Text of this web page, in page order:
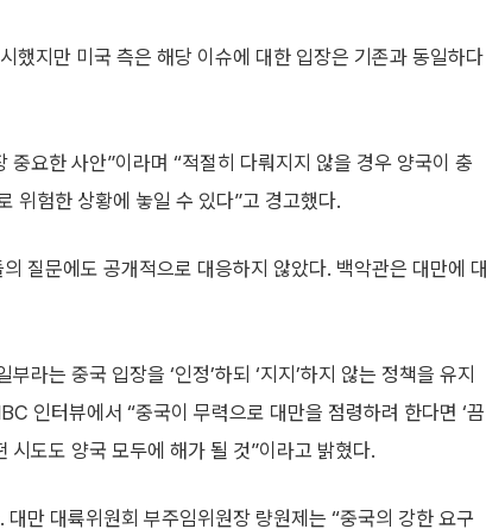
했지만 미국 측은 해당 이슈에 대한 입장은 기존과 동일하다
요한 사안”이라며 “적절히 다뤄지지 않을 경우 양국이 충
위험한 상황에 놓일 수 있다”고 경고했다.
질문에도 공개적으로 대응하지 않았다. 백악관은 대만에 대
라는 중국 입장을 ‘인정’하되 ‘지지’하지 않는 정책을 유지
인터뷰에서 “중국이 무력으로 대만을 점령하려 한다면 ‘끔
시도도 양국 모두에 해가 될 것”이라고 밝혔다.
만 대륙위원회 부주임위원장 량원제는 “중국의 강한 요구